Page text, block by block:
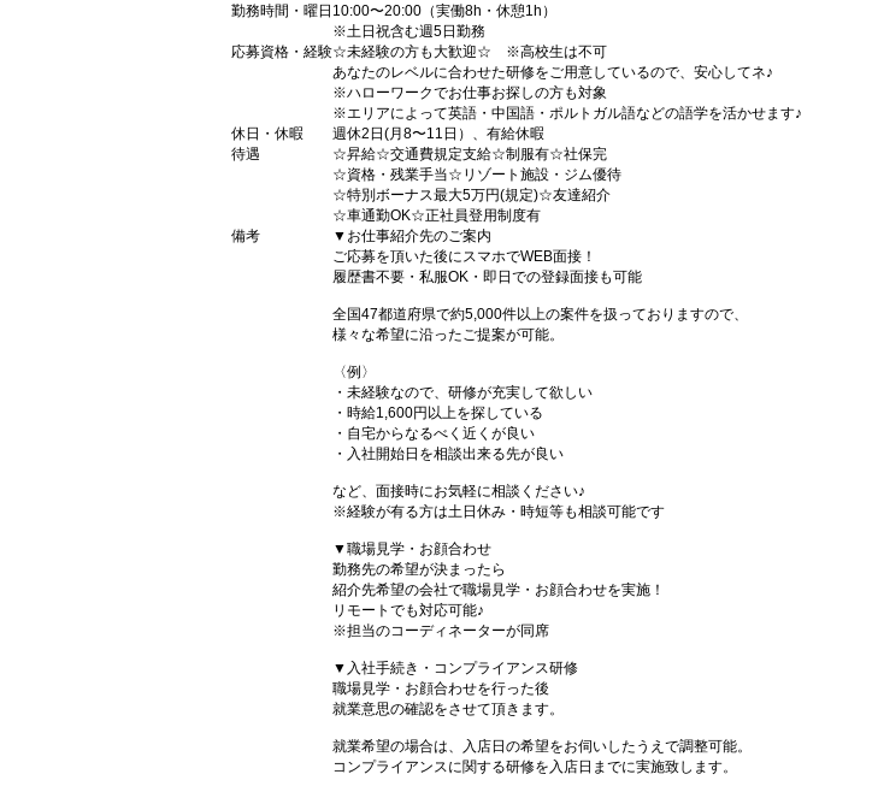
勤務時間・曜日 10:00〜20:00（実働8h・休憩1h）
※土日祝含む週5日勤務
応募資格・経験☆未経験の方も大歓迎☆ ※高校生は不可
あなたのレベルに合わせた研修をご用意しているので、安心してネ♪
※ハローワークでお仕事お探しの方も対象
※エリアによって英語・中国語・ポルトガル語などの語学を活かせます♪
休日・休暇
週休2日(月8〜11日）、有給休暇
待遇
☆昇給☆交通費規定支給☆制服有☆社保完
☆資格・残業手当☆リゾート施設・ジム優待
☆特別ボーナス最大5万円(規定)☆友達紹介
☆車通勤OK☆正社員登用制度有
備考
▼お仕事紹介先のご案内
ご応募を頂いた後にスマホでWEB面接！
履歴書不要・私服OK・即日での登録面接も可能
全国47都道府県で約5,000件以上の案件を扱っておりますので、
様々な希望に沿ったご提案が可能。
〈例〉
・未経験なので、研修が充実して欲しい
・時給1,600円以上を探している
・自宅からなるべく近くが良い
・入社開始日を相談出来る先が良い
など、面接時にお気軽に相談ください♪
※経験が有る方は土日休み・時短等も相談可能です
▼職場見学・お顔合わせ
勤務先の希望が決まったら
紹介先希望の会社で職場見学・お顔合わせを実施！
リモートでも対応可能♪
※担当のコーディネーターが同席
▼入社手続き・コンプライアンス研修
職場見学・お顔合わせを行った後
就業意思の確認をさせて頂きます。
就業希望の場合は、入店日の希望をお伺いしたうえで調整可能。
コンプライアンスに関する研修を入店日までに実施致します。